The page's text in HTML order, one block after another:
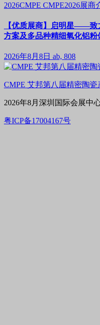
2026CMPE CMPE2026展商
【优质展商】启明星——致
方案及多品种精细氧化铝粉
2026年8月8日 ab, 808
CMPE 艾邦第八届精密陶瓷
2026年8月深圳国际会展中
粤ICP备17004167号